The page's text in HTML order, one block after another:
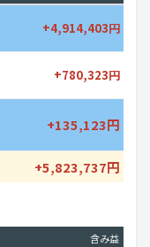
+4,914,403円
+780,323円
+135,123円
+5,823,737円
含み益